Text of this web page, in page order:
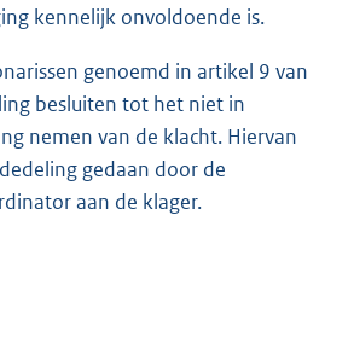
kennelijk onvoldoende is.
genoemd in artikel 9 van
besluiten tot het niet in
nemen van de klacht. Hiervan
gedaan door de
aan de klager.